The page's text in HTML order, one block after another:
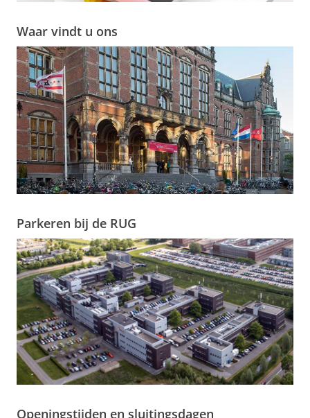
Waar vindt u ons
Parkeren bij de RUG
Openingstijden en sluitingsdagen